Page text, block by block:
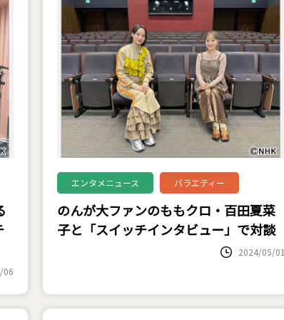
06
エンタメニュース バラエティー
のんが大ファンのももクロ・百田夏菜
子と「スイッチインタビュー」で対談
2024/05/01